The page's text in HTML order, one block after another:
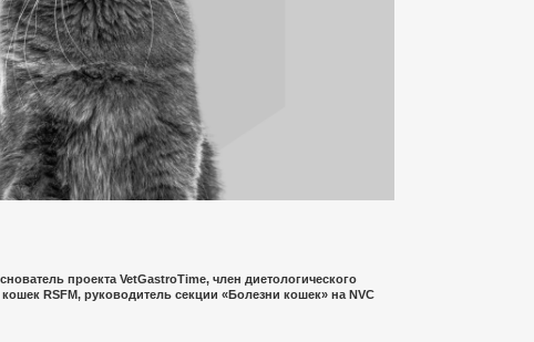
проекта VetGastroTime, член диетологического
RSFM, руководитель секции «Болезни кошек» на NVC